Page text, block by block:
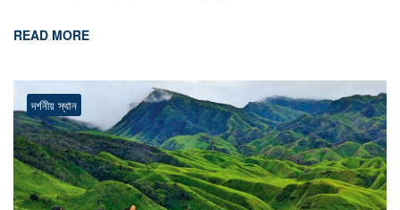
READ MORE
দর্শনীয় স্থান